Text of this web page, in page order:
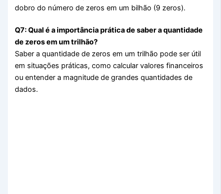
dobro do número de zeros em um bilhão (9 zeros).
Q7: Qual é a importância prática de saber a quantidade
de zeros em um trilhão?
Saber a quantidade de zeros em um trilhão pode ser útil
em situações práticas, como calcular valores financeiros
ou entender a magnitude de grandes quantidades de
dados.